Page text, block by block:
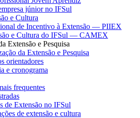
júnior no IFSul
e Cultura
de Incentivo à Extensão — PIIEX
e Cultura do IFSul — CAMEX
Extensão e Pesquisa
da Extensão e Pesquisa
orientadores
e cronograma
frequentes
de Extensão no IFSul
de extensão e cultura